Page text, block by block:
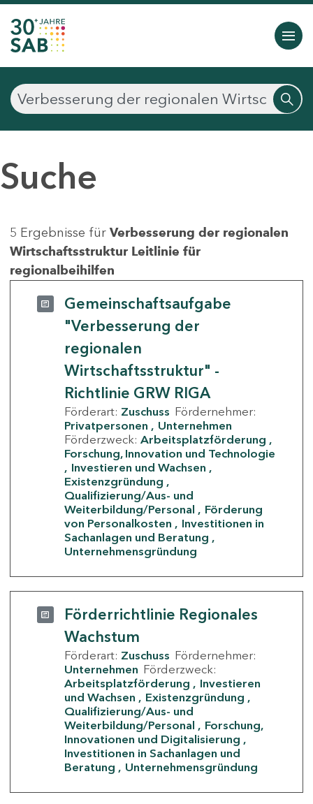
Suche
5 Ergebnisse für Verbesserung der regionalen
Wirtschaftsstruktur Leitlinie für
regionalbeihilfen
Gemeinschaftsaufgabe
"Verbesserung der
regionalen
Wirtschaftsstruktur" -
Richtlinie GRW RIGA
Förderart: Zuschuss Fördernehmer:
Privatpersonen
Unternehmen
Förderzweck: Arbeitsplatzförderung
Forschung, Innovation und Technologie
Investieren und Wachsen
Existenzgründung
Qualifizierung/Aus- und
Weiterbildung/Personal
Förderung
von Personalkosten
Investitionen in
Sachanlagen und Beratung
Unternehmensgründung
Förderrichtlinie Regionales
Wachstum
Förderart: Zuschuss Fördernehmer:
Unternehmen Förderzweck:
Arbeitsplatzförderung
Investieren
und Wachsen
Existenzgründung
Qualifizierung/Aus- und
Weiterbildung/Personal
Forschung,
Innovationen und Digitalisierung
Investitionen in Sachanlagen und
Beratung
Unternehmensgründung